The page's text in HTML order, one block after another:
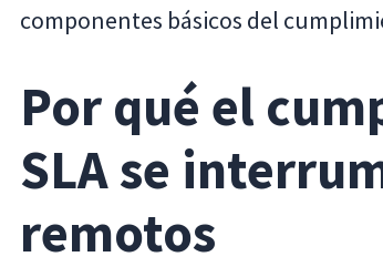
componentes básicos del
Por qué el
SLA se
remotos